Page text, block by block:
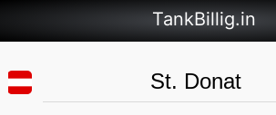
TankBillig.in